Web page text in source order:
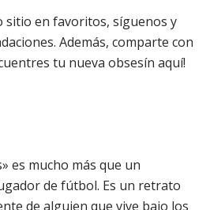
sitio en favoritos, síguenos y
Además, comparte con
tu nueva obsesín aquí!
es mucho más que un
de fútbol. Es un retrato
de alguien que vive bajo los